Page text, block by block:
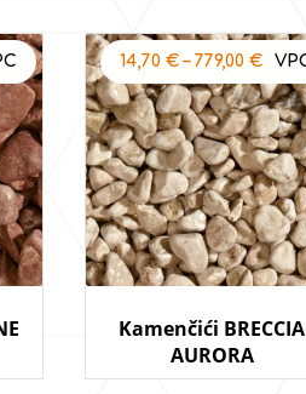
Kamenčići BRECCIA
AURORA
14,70€ –779,00€